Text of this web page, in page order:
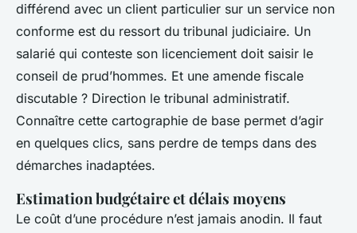
différend avec un client particulier sur un service non
conforme est du ressort du tribunal judiciaire. Un
salarié qui conteste son licenciement doit saisir le
conseil de prud’hommes. Et une amende fiscale
discutable ? Direction le tribunal administratif.
Connaître cette cartographie de base permet d’agir
en quelques clics, sans perdre de temps dans des
démarches inadaptées.
Estimation budgétaire et délais moyens
Le coût d’une procédure n’est jamais anodin. Il faut